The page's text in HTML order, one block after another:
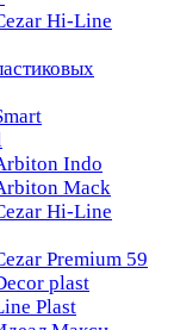
Hi-Line
Indo
Mack
Hi-Line
Premium 59
plast
Plast